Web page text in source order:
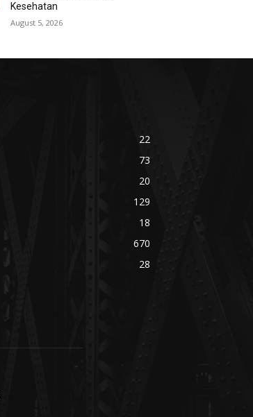
Kesehatan
August 5, 2026
22
73
20
129
18
670
28